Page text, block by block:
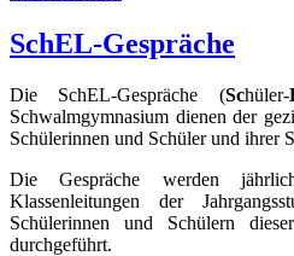
SchEL-Gespräche
Die SchEL-Gespräche (Schüler-
Schwalmgymnasium dienen der
Schülerinnen und Schüler und ihrer
Die Gespräche werden
Klassenleitungen der
Schülerinnen und Schülern
durchgeführt.